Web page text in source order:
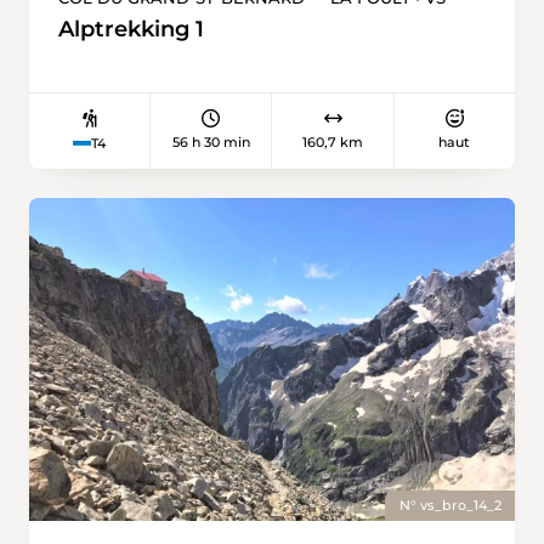
facilement regagner Orsières en bus, puis la
plaine en train. Cette boucle offre un beau défi
Alptrekking 1
T4 56 h 30 min 160,7 km haut
N° vs_bro_14_2